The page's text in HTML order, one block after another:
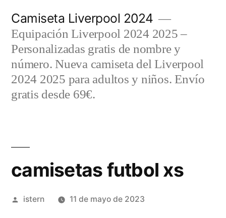
contenido
Camiseta Liverpool 2024
Equipación Liverpool 2024 2025 –
Personalizadas gratis de nombre y
número. Nueva camiseta del Liverpool
2024 2025 para adultos y niños. Envío
gratis desde 69€.
camisetas futbol xs
Publicado
istern 11 de mayo de 2023